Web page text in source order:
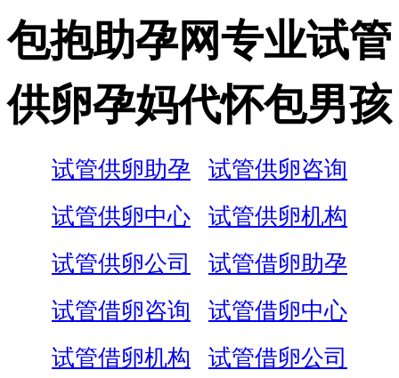
包抱助孕网专业试管
供卵孕妈代怀包男孩
试管供卵助孕
试管供卵咨询
试管供卵中心
试管供卵机构
试管供卵公司
试管借卵助孕
试管借卵咨询
试管借卵中心
试管借卵机构
试管借卵公司